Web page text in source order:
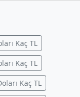
Kaç TL
Kaç TL
Kaç TL